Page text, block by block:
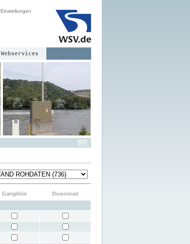
Einstellungen
Webservices
Ganglinie
Download